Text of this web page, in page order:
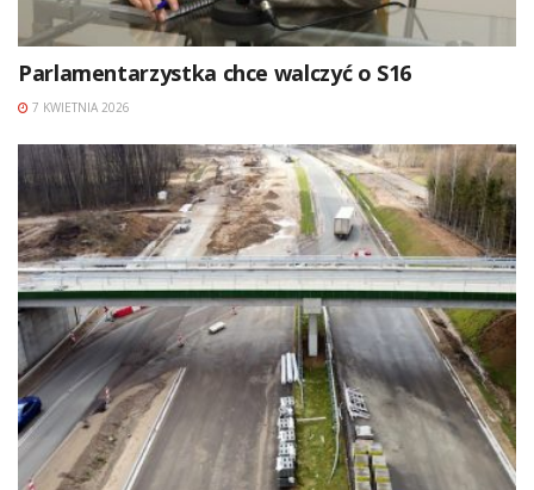
Parlamentarzystka chce walczyć o S16
7 KWIETNIA 2026